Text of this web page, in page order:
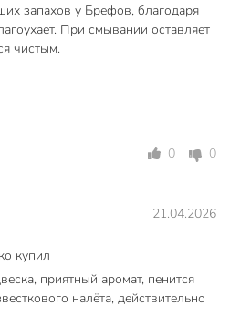
запахов у Брефов, благодаря
При смывании оставляет
чистым.
0 0
21.04.2026
купил
приятный аромат, пенится
налёта, действительно